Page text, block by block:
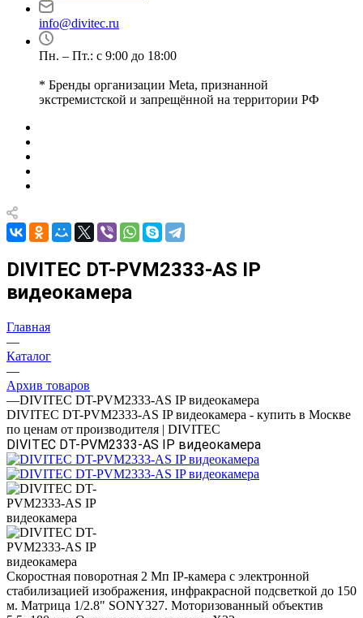
info@divitec.ru
Пн. – Пт.: с 9:00 до 18:00
* Бренды организации Meta, признанной
экстремистской и запрещённой на территории РФ
DIVITEC DT-PVM2333-AS IP
видеокамера
Главная
—
Каталог
—
Архив товаров
—DIVITEC DT-PVM2333-AS IP видеокамера
DIVITEC DT-PVM2333-AS IP видеокамера - купить в Москве
по ценам от производителя | DIVITEC
DIVITEC DT-PVM2333-AS IP видеокамера
Скоростная поворотная 2 Мп IP-камера с электронной
стабилизацией изображения, инфракрасной подсветкой до 150
м. Матрица 1/2.8" SONY327. Моторизованный объектив